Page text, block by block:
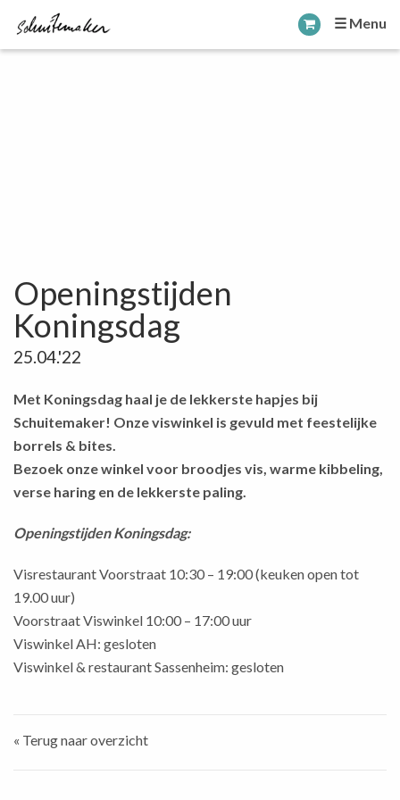
☰ Menu
Openingstijden
Koningsdag
25.04.'22
Met Koningsdag haal je de lekkerste hapjes bij
Schuitemaker! Onze viswinkel is gevuld met feestelijke
borrels & bites.
Bezoek onze winkel voor broodjes vis, warme kibbeling,
verse haring en de lekkerste paling.
Openingstijden Koningsdag:
Visrestaurant Voorstraat 10:30 – 19:00 (keuken open tot
19.00 uur)
Voorstraat Viswinkel 10:00 – 17:00 uur
Viswinkel AH: gesloten
Viswinkel & restaurant Sassenheim: gesloten
« Terug naar overzicht